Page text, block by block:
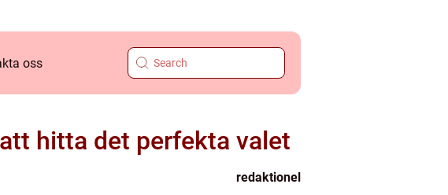
oss
hitta det perfekta valet
redaktionel